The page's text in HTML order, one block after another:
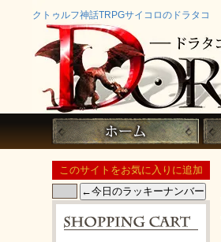
クトゥルフ神話TRPGサイコロのドラタコ